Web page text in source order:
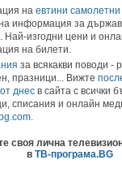
на евтини
информация за
Най-изгодни цени и
на билети.
за всякакви поводи -
празници... Вижте
днес в сайта с всички
списания и онлайн
.
своя лична
в ТВ-програма.BG